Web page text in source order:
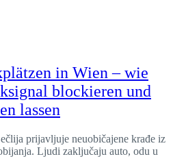
in Wien – wie
blockieren und
lassen
prijavljuje neuobičajene krađe iz
Ljudi zaključaju auto, odu u